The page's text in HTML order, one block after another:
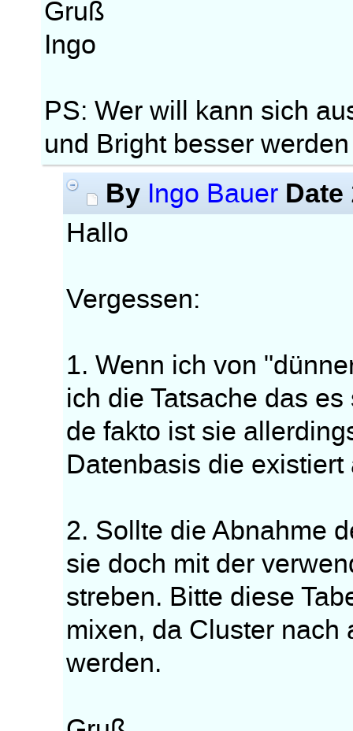
Gruß
Ingo
PS: Wer will kann sich
und Bright besser
By Ingo Bauer Date
Hallo
Vergessen:
1. Wenn ich von
ich die Tatsache das
de fakto ist sie
Datenbasis die
2. Sollte die Abnahme
sie doch mit der
streben. Bitte diese
mixen, da Cluster
werden.